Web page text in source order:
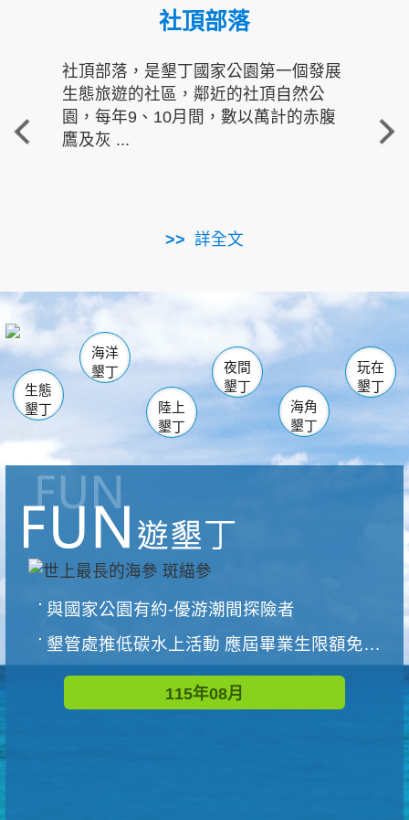
社頂部落
社頂部落，是墾丁國家公園第一個發展
生態旅遊的社區，鄰近的社頂自然公
園，每年9、10月間，數以萬計的赤腹
鷹及灰 ...
詳全文
重
走進
南仁湖
海生館
恆春 佳樂水
龍鑾潭自然中心 森林遊樂區
瓊麻館
關山 墾管處遊客中心
社頂公園 風吹沙
船帆石
白砂 龍磐公園
香蕉灣
砂島
鵝鑾鼻
生態
墾丁
海洋
墾丁
陸上
墾丁
夜間
墾丁
海角
墾丁
玩在
墾丁
與國家公園有約-優游潮間探險者
墾管處推低碳水上活動 應屆畢業生限額免費參加
115年08月